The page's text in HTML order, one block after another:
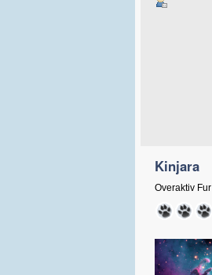
Kinjara
Overaktiv Fur